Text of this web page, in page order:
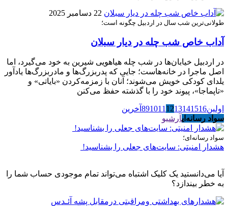
22 دسامبر 2025
طولانی‌ترین شب سال در اردبیل چگونه است؛
آداب خاص شب چله در دیار سبلان
در اردبیل خیابان‌ها در شب چله هیاهویی شیرین به خود می‌گیرد، اما
اصل ماجرا در خانه‌هاست؛ جایی که پدربزرگ‌ها و مادربزرگ‌ها یادآور
یلدای کودکی خویش می‌شوند؛ آنان با زمزمه‌کردن «بایاتی» و
«تاپماجا»، پیوند خود را با گذشته حفظ می‌کنن
اولین 891011 1213141516
آخرین
سواد رسانه‌ایآرشیو
سواد رسانه‌ای؛
هشدار امنیتی: سایت‌های جعلی را بشناسید!
آیا می‌دانستید یک کلیک اشتباه می‌تواند تمام موجودی حساب شما را
به خطر بیندازد؟